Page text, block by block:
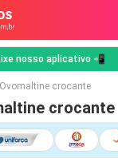
nosso aplicativo 📲
Ovomaltine crocante
crocante